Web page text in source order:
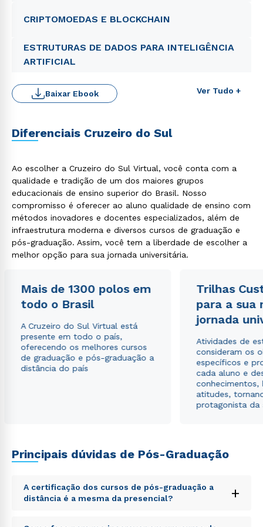
CRIPTOMOEDAS E BLOCKCHAIN
ESTRUTURAS DE DADOS PARA INTELIGÊNCIA
ARTIFICIAL
Ver Tudo +
Baixar Ebook
Diferenciais Cruzeiro do Sul
Ao escolher a Cruzeiro do Sul Virtual, você conta com a
qualidade e tradição de um dos maiores grupos
educacionais de ensino superior do Brasil. Nosso
compromisso é oferecer ao aluno qualidade de ensino com
métodos inovadores e docentes especializados, além de
infraestrutura moderna e diversos cursos de graduação e
pós-graduação. Assim, você tem a liberdade de escolher a
melhor opção para sua jornada universitária.
Mais de 1300 polos em
todo o Brasil
A Cruzeiro do Sul Virtual está
presente em todo o país,
oferecendo os melhores cursos
de graduação e pós-graduação a
distância do país
Trilhas
para a sua
jornada
Atividades de
consideram os
específicos e
cada aluno e
conhecimentos,
atitudes,
protagonista da
Principais dúvidas de Pós-Graduação
A certificação dos cursos de pós-graduação a
distância é a mesma da presencial?
+
Sed ut perspiciatis unde omnis iste natus error sit
Rápido e fácil
WhatsApp
ou
Política de Privacidade.
autorizo que meus dados sejam utilizados para o
envio de conteúdos da Cruzeiro do Sul.